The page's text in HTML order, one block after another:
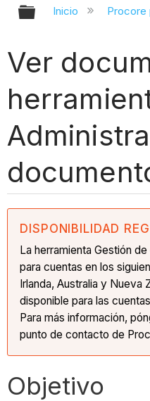
Expandir/
Inicio Procore
Ver
DISPONIBILIDAD
La herramienta Gestión
para cuentas en los
Irlanda, Australia y Nueva
disponible para las
Para más información,
punto de contacto de
Objetivo